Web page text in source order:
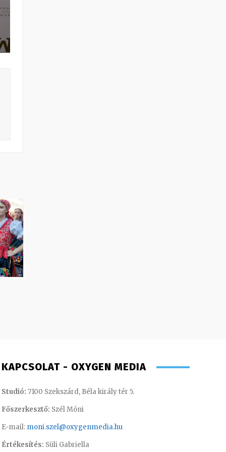
KAPCSOLAT - OXYGEN MEDIA
Studió: 7100 Szekszárd, Béla király tér 5.
Főszerkesztő: Szél Móni
E-mail: moni.szel@oxygenmedia.hu
Értékesítés: Süli Gabriella